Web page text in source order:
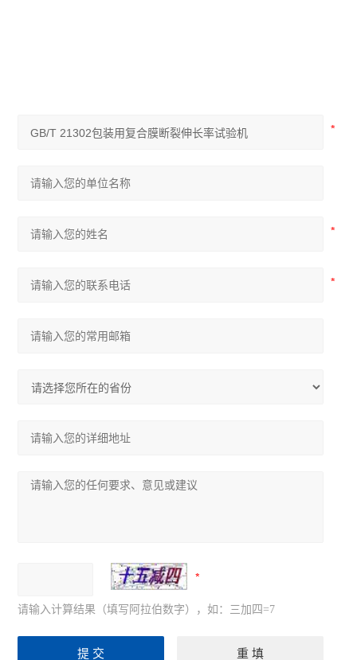
请输入计算结果（填写阿拉伯数字），如：三加四=7